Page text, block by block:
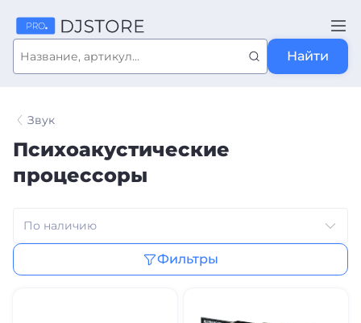
Найти
Звук
Психоакустические
процессоры
Фильтры